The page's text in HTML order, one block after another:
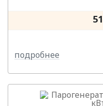
подробнее